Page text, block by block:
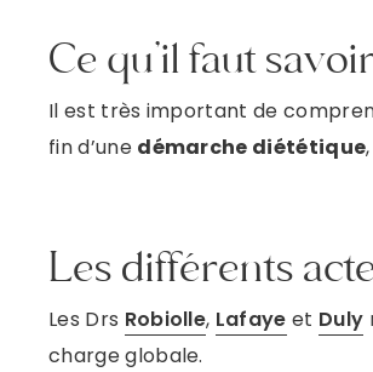
Ce qu’il faut
Il est très important de
fin d’une démarche diététique
Les différents
Les Drs Robiolle, Lafaye et Duly
charge globale.